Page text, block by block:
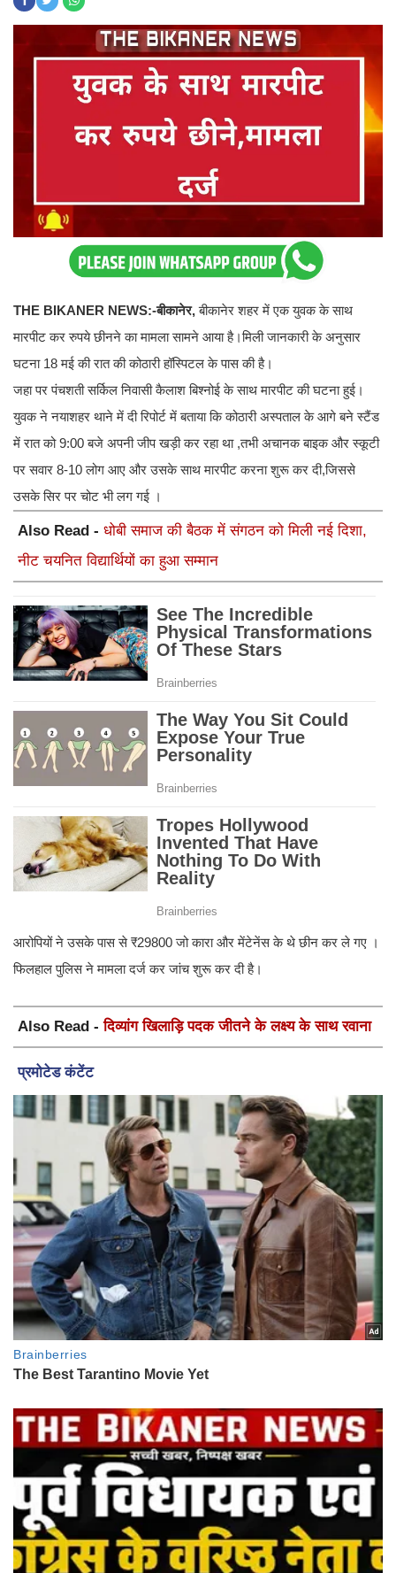
THE BIKANER NEWS:-बीकानेर,बीकानेर शहर में एक युवक के साथ
मारपीट कर रुपये छीनने का मामला सामने आया है।मिली जानकारी के अनुसार
घटना 18 मई की रात की कोठारी हॉस्पिटल के पास की है।
जहा पर पंचशती सर्किल निवासी कैलाश बिश्नोई के साथ मारपीट की घटना हुई।
युवक ने नयाशहर थाने में दी रिपोर्ट में बताया कि कोठारी अस्पताल के आगे बने स्टैंड
में रात को 9:00 बजे अपनी जीप खड़ी कर रहा था ,तभी अचानक बाइक और स्कूटी
पर सवार 8-10 लोग आए और उसके साथ मारपीट करना शुरू कर दी,जिससे
उसके सिर पर चोट भी लग गई ।
Also Read - धोबी समाज की बैठक में संगठन को मिली नई दिशा,
नीट चयनित विद्यार्थियों का हुआ सम्मान
आरोपियों ने उसके पास से ₹29800 जो कारा और मेंटेनेंस के थे छीन कर ले गए ।
फिलहाल पुलिस ने मामला दर्ज कर जांच शुरू कर दी है।
Also Read -दिव्यांग खिलाड़ि पदक जीतने के लक्ष्य के साथ रवाना